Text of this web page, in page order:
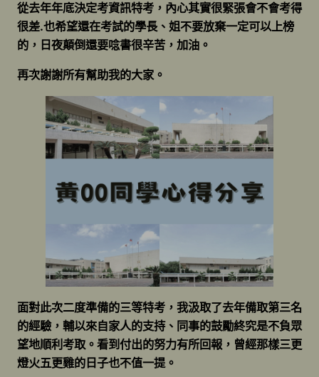
從去年年底決定考資訊特考，內心其實很緊張會不會考得
很差.也希望還在考試的學長、姐不要放棄一定可以上榜
的，日夜顛倒還要唸書很辛苦，加油。
再次謝謝所有幫助我的大家。
面對此次二度準備的三等特考，我汲取了去年備取第三名
的經驗，輔以來自家人的支持、同事的鼓勵終究是不負眾
望地順利考取。看到付出的努力有所回報，曾經那樣三更
燈火五更雞的日子也不值一提。